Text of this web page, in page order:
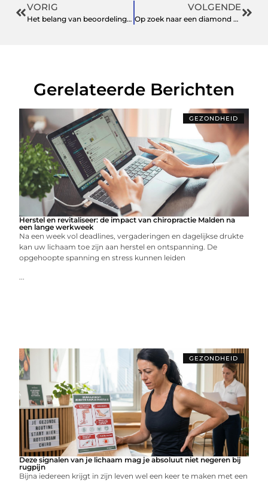
VORIG
Het belang van beoordelingen en geld besparen bij online winkelen nog maar eens benadrukt
VOLGENDE
Op zoek naar een diamond painting met dieren? Deze webshop heeft het grootste aanbod
Gerelateerde Berichten
GEZONDHEID
Herstel en revitaliseer: de impact van chiropractie Malden na
een lange werkweek
Na een week vol deadlines, vergaderingen en dagelijkse drukte
kan uw lichaam toe zijn aan herstel en ontspanning. De
opgehoopte spanning en stress kunnen leiden
...
GEZONDHEID
Deze signalen van je lichaam mag je absoluut niet negeren bij
rugpijn
Bijna iedereen krijgt in zijn leven wel een keer te maken met een